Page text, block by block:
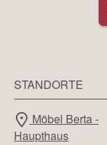
STANDORTE
Möbel Berta -
Haupthaus